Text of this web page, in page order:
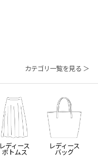
カテゴリ一覧を見る ＞
レディース
ボトムス
レディース
バッグ